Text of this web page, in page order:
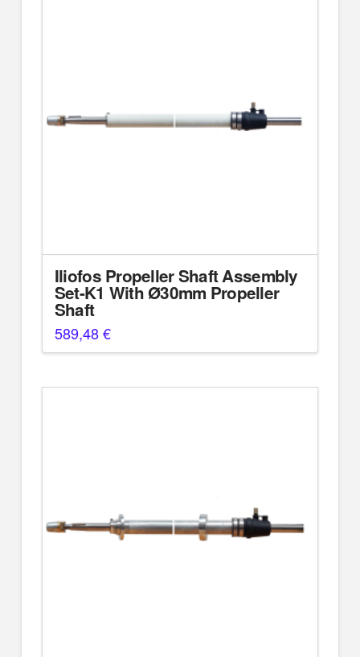
Iliofos Propeller Shaft Assembly
Set-K1 With Ø30mm Propeller
Shaft
589,48€